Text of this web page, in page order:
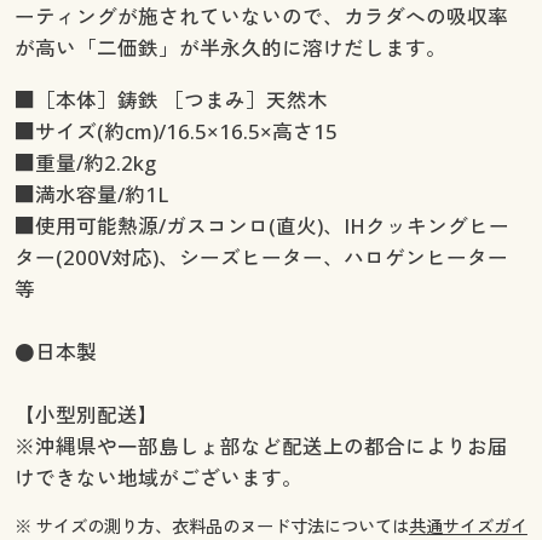
ーティングが施されていないので、カラダへの吸収率
が高い「二価鉄」が半永久的に溶けだします。
■［本体］鋳鉄 ［つまみ］天然木
■サイズ(約cm)/16.5×16.5×高さ15
■重量/約2.2kg
■満水容量/約1L
■使用可能熱源/ガスコンロ(直火)、IHクッキングヒー
ター(200V対応)、シーズヒーター、ハロゲンヒーター
等
●日本製
【小型別配送】
※沖縄県や一部島しょ部など配送上の都合によりお届
けできない地域がございます。
※ サイズの測り方、衣料品のヌード寸法については共通サイズガイ